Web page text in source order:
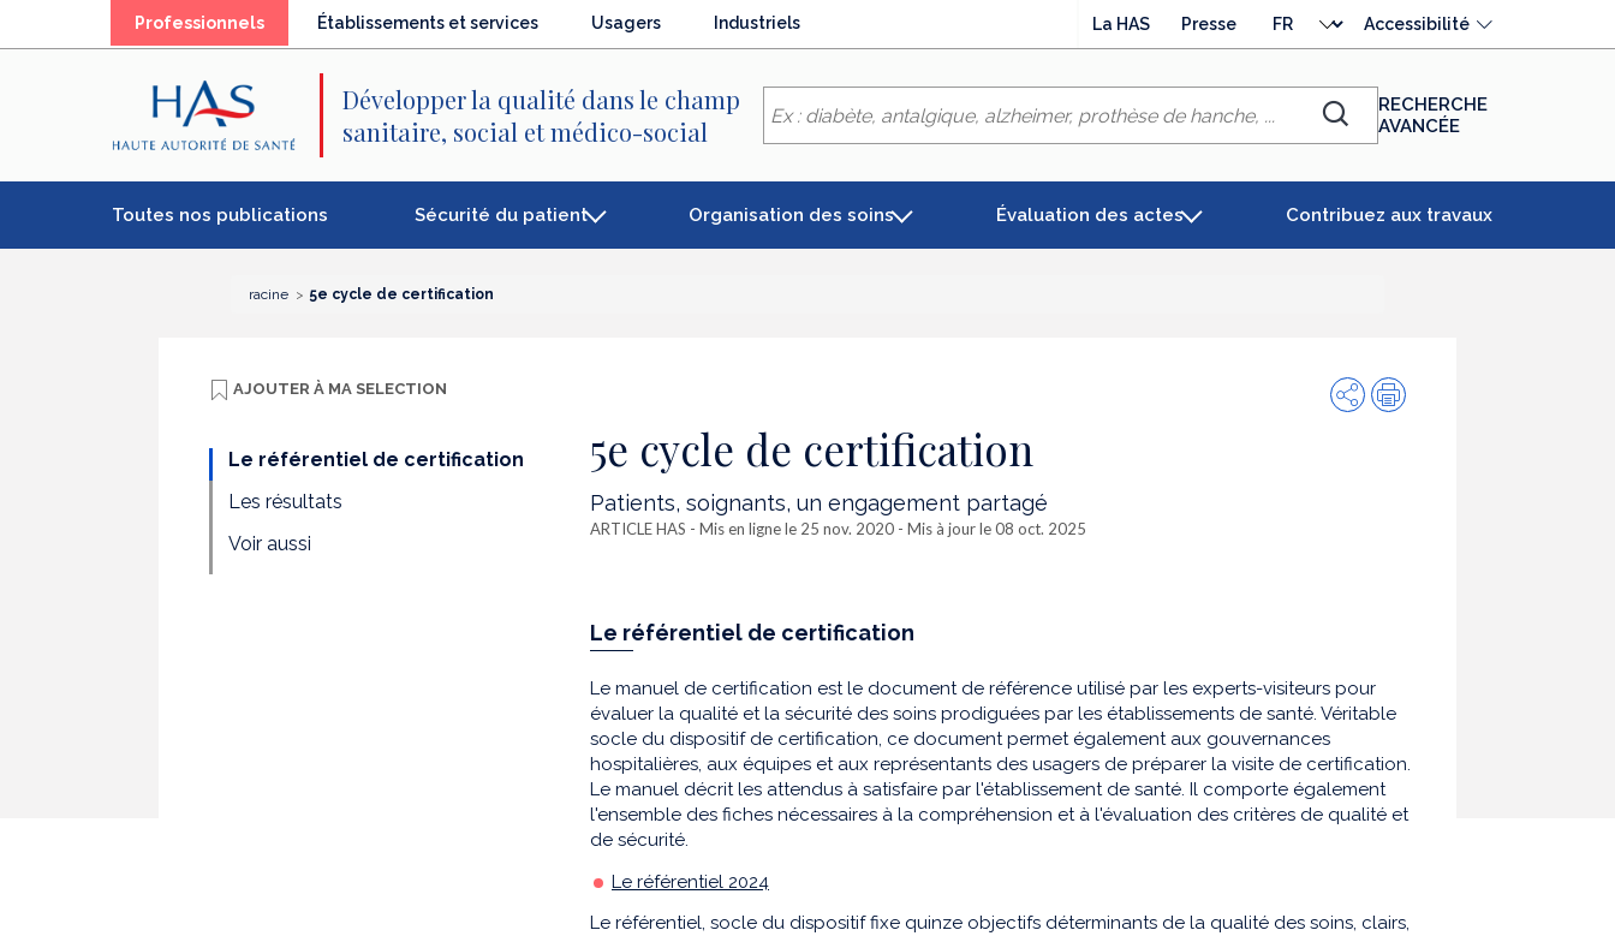
Professionnels Établissements et services Usagers Industriels La HAS Presse
langue
Accessibilité
Développer la qualité dans le champ
sanitaire, social et médico-social
Chercher
RECHERCHE
AVANCÉE
Toutes nos publications Sécurité du patient Organisation des soins Évaluation des actes Contribuez aux travaux
racine 5e cycle de certification
AJOUTER À MA SELECTION
Le référentiel de certification
Les résultats
Voir aussi
PartagerImpression
5e cycle de certification
Patients, soignants, un engagement partagé
ARTICLE HAS - Mis en ligne le 25 nov. 2020 - Mis à jour le 08 oct. 2025
Le référentiel de certification
Le manuel de certification est le document de référence utilisé par les experts-visiteurs pour
évaluer la qualité et la sécurité des soins prodiguées par les établissements de santé. Véritable
socle du dispositif de certification, ce document permet également aux gouvernances
hospitalières, aux équipes et aux représentants des usagers de préparer la visite de certification.
Le manuel décrit les attendus à satisfaire par l'établissement de santé. Il comporte également
l'ensemble des fiches nécessaires à la compréhension et à l'évaluation des critères de qualité et
de sécurité.
Le référentiel 2024
Le référentiel, socle du dispositif fixe quinze objectifs déterminants de la qualité des soins, clairs,